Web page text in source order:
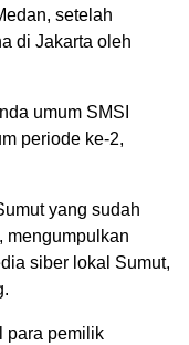
setelah
di Jakarta oleh
umum SMSI
periode ke-2,
yang sudah
mengumpulkan
siber lokal Sumut,
para pemilik